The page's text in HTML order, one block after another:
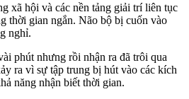
xã hội và các nền tảng giải trí liên tục
thời gian ngắn. Não bộ bị cuốn vào
nghỉ.
phút nhưng rồi nhận ra đã trôi qua
ra vì sự tập trung bị hút vào các kíc‌h
năng nhận biết thời gian.